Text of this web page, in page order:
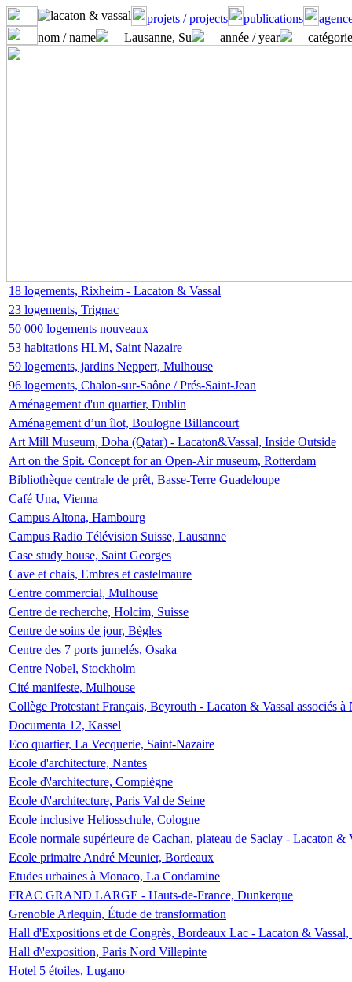
projets / projects publications
nom / name
Lausanne, Su année / year
18 logements, Rixheim - Lacaton & Vassal
23 logements, Trignac
50 000 logements nouveaux
53 habitations HLM, Saint Nazaire
59 logements, jardins Neppert, Mulhouse
96 logements, Chalon-sur-Saône / Prés-Saint-Jean
Aménagement d'un quartier, Dublin
Aménagement d’un îlot, Boulogne Billancourt
Art Mill Museum, Doha (Qatar) - Lacaton&Vassal, Inside Outside
Art on the Spit. Concept for an Open-Air museum, Rotterdam
Bibliothèque centrale de prêt, Basse-Terre Guadeloupe
Café Una, Vienna
Campus Altona, Hambourg
Campus Radio Télévision Suisse, Lausanne
Case study house, Saint Georges
Cave et chais, Embres et castelmaure
Centre commercial, Mulhouse
Centre de recherche, Holcim, Suisse
Centre de soins de jour, Bègles
Centre des 7 ports jumelés, Osaka
Centre Nobel, Stockholm
Cité manifeste, Mulhouse
Collège Protestant Français, Beyrouth - Lacaton & Vassal associés
Documenta 12, Kassel
Eco quartier, La Vecquerie, Saint-Nazaire
Ecole d'architecture, Nantes
Ecole d\'architecture, Compiègne
Ecole d\'architecture, Paris Val de Seine
Ecole inclusive Heliosschule, Cologne
Ecole normale supérieure de Cachan, plateau de Saclay - Lacaton &
Ecole primaire André Meunier, Bordeaux
Etudes urbaines à Monaco, La Condamine
FRAC GRAND LARGE - Hauts-de-France, Dunkerque
Grenoble Arlequin, Étude de transformation
Hall d'Expositions et de Congrès, Bordeaux Lac - Lacaton &
Hall d\'exposition, Paris Nord Villepinte
Hotel 5 étoiles, Lugano